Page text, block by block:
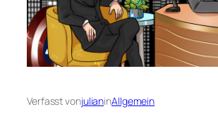
Verfasst vonjulianinAllgemein